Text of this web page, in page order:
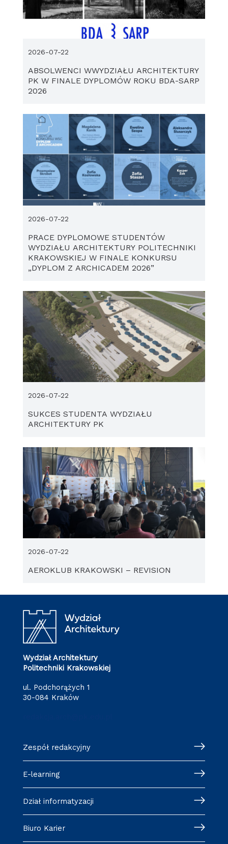
ABSOLWENCI WWYDZIAŁU ARCHITEKTURY
PK W FINALE DYPLOMÓW ROKU BDA-SARP
2026
2026-07-22
PRACE DYPLOMOWE STUDENTÓW
WYDZIAŁU ARCHITEKTURY POLITECHNIKI
KRAKOWSKIEJ W FINALE KONKURSU
„DYPLOM Z ARCHICADEM 2026”
2026-07-22
SUKCES STUDENTA WYDZIAŁU
ARCHITEKTURY PK
2026-07-22
AEROKLUB KRAKOWSKI – REVISION
2026-07-22
Wydział Architektury
Politechniki Krakowskiej
ul. Podchorążych 1
30-084 Kraków
Zespół redakcyjny
E-learning
Dział informatyzacji
Biuro Karier